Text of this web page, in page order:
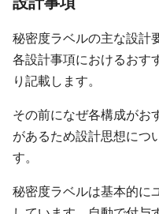
秘密度ラベルの主な設計
各設計事項におけるおす
り記載します。
その前になぜ各構成がお
があるため設計思想につ
す。
秘密度ラベルは基本的に